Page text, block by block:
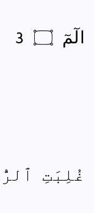
الٓمٓ ۝ 3
غُلِبَتِ